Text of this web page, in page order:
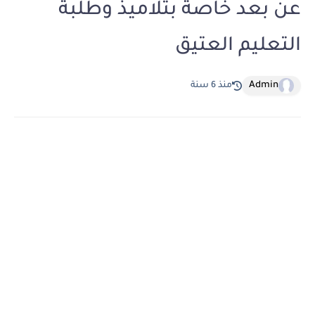
عن بعد خاصة بتلاميذ وطلبة
التعليم العتيق
Admin منذ 6 سنة